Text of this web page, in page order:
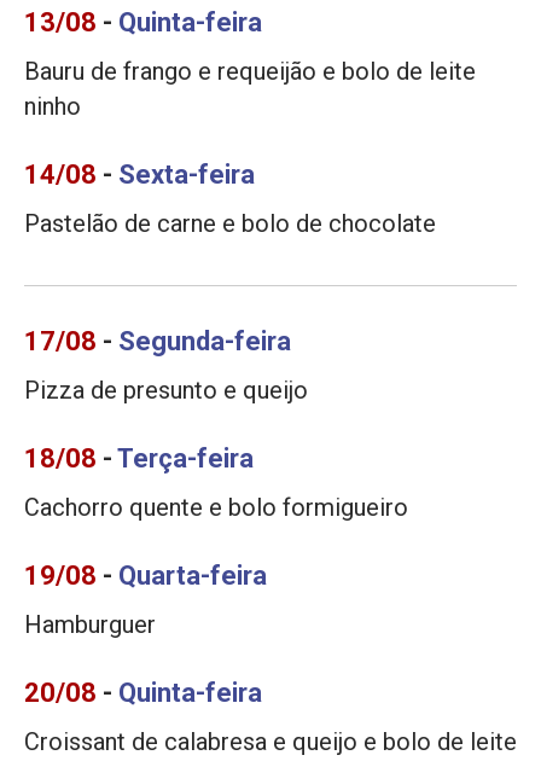
13/08 - Quinta-feira
Bauru de frango e requeijão e bolo de leite
ninho
14/08 - Sexta-feira
Pastelão de carne e bolo de chocolate
17/08 - Segunda-feira
Pizza de presunto e queijo
18/08 - Terça-feira
Cachorro quente e bolo formigueiro
19/08 - Quarta-feira
Hamburguer
20/08 - Quinta-feira
Croissant de calabresa e queijo e bolo de leite